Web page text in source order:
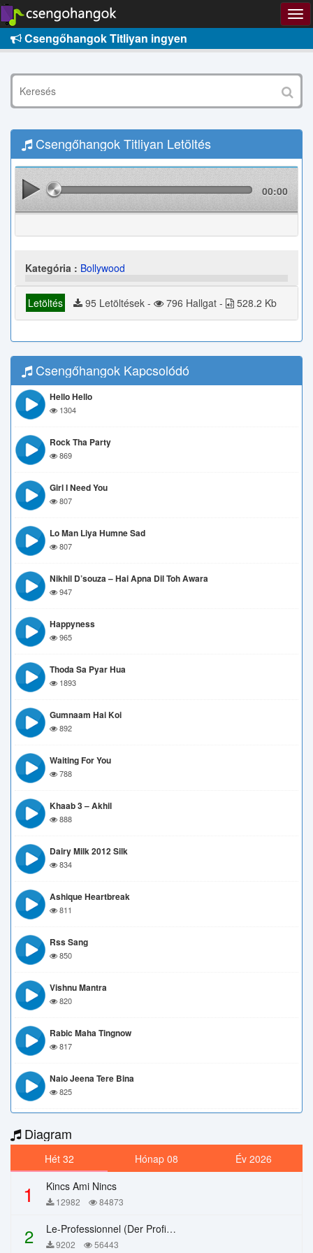
Csengőhangok Titliyan ingyen
Csengőhangok Titliyan Letöltés
00:00
Kategória : Bollywood
Letöltés 95 Letöltések - 796 Hallgat - 528.2 Kb
Csengőhangok Kapcsolódó
Hello Hello
1304
Rock Tha Party
869
Girl I Need You
807
Lo Man Liya Humne Sad
807
Nikhil D’souza – Hai Apna Dil Toh Awara
947
Happyness
965
Thoda Sa Pyar Hua
1893
Gumnaam Hai Koi
892
Waiting For You
788
Khaab 3 – Akhil
888
Dairy Milk 2012 Silk
834
Ashique Heartbreak
811
Rss Sang
850
Vishnu Mantra
820
Rabic Maha Tingnow
817
Naio Jeena Tere Bina
825
Diagram
Hét 32 Hónap 08 Év 2026
1 Kincs Ami Nincs
12982 84873
2 Le-Professionnel (Der Profi) – Chi Mai
9202 56443